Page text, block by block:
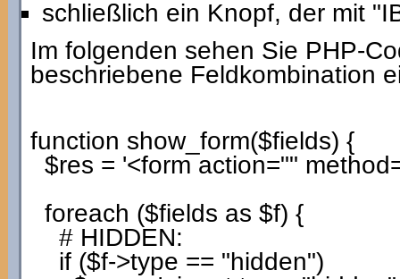
schließlich ein Knopf, der mit
Im folgenden sehen Sie PHP-
beschriebene Feldkombination
function show_form($fields) {
$res = '<form action=""
foreach ($fields as $f) {
# HIDDEN:
if ($f->type == "hidden")